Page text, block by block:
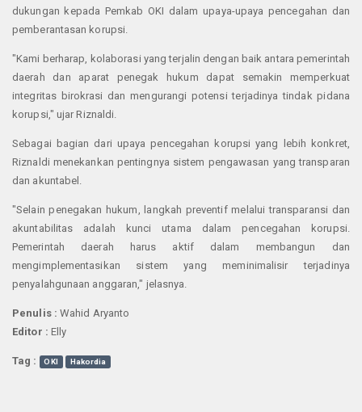
dukungan kepada Pemkab OKI dalam upaya-upaya pencegahan dan
pemberantasan korupsi.
"Kami berharap, kolaborasi yang terjalin dengan baik antara pemerintah
daerah dan aparat penegak hukum dapat semakin memperkuat
integritas birokrasi dan mengurangi potensi terjadinya tindak pidana
korupsi," ujar Riznaldi.
Sebagai bagian dari upaya pencegahan korupsi yang lebih konkret,
Riznaldi menekankan pentingnya sistem pengawasan yang transparan
dan akuntabel.
"Selain penegakan hukum, langkah preventif melalui transparansi dan
akuntabilitas adalah kunci utama dalam pencegahan korupsi.
Pemerintah daerah harus aktif dalam membangun dan
mengimplementasikan sistem yang meminimalisir terjadinya
penyalahgunaan anggaran," jelasnya.
Penulis : Wahid Aryanto
Editor : Elly
Tag : OKI Hakordia